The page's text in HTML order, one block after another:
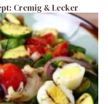
Cremig & Lecker